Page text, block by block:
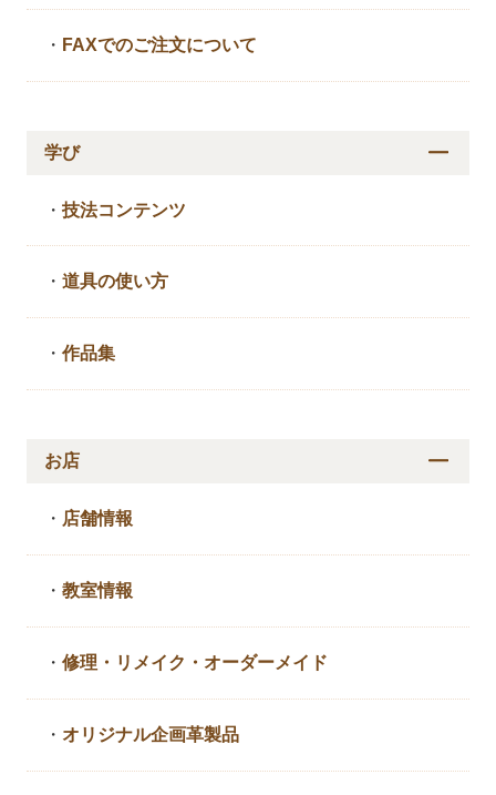
・ FAXでのご注文について
学び
・技法コンテンツ
・道具の使い方
・作品集
お店
・ 店舗情報
・教室情報
・修理・リメイク・ オーダーメイド
・ オリジナル企画革製品